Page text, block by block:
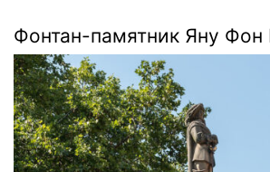
Фонтан-памятник Яну Фон